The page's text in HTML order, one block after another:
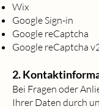
Wix
Google Sign-in
Google reCaptcha
Google reCaptcha
2.
Bei Fragen oder
Ihrer Daten durch